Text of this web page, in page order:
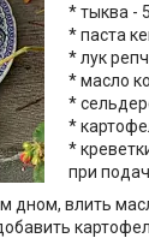
* тыква -
* паста
* лук
* масло
*
*
*
при
дном, влить